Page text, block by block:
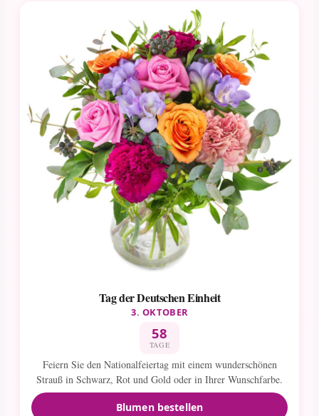
Tag der Deutschen Einheit
3. OKTOBER
58
TAGE
Feiern Sie den Nationalfeiertag mit einem wunderschönen
Strauß in Schwarz, Rot und Gold oder in Ihrer Wunschfarbe.
Blumen bestellen